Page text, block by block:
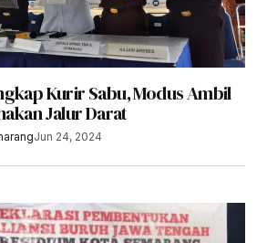
Kurir Sabu, Modus Ambil
Jalur Darat
Jun 24, 2024